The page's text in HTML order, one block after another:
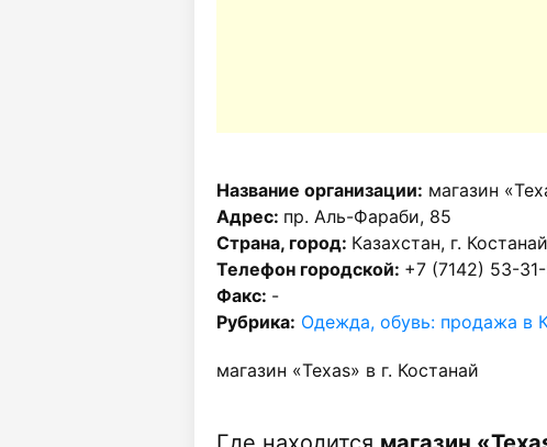
Название организации: магазин
Адрес: пр. Аль-Фараби, 85
Страна, город: Казахстан, г. Костанай
Телефон городской: +7 (7142) 53-31-
Факс: -
Рубрика: Одежда, обувь: продажа в
магазин «Texas» в г. Костанай